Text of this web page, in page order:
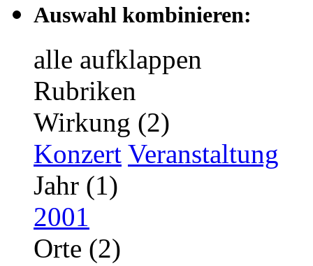
Auswahl kombinieren:
alle aufklappen
Rubriken
Wirkung (2)
Konzert Veranstaltung
Jahr (1)
2001
Orte (2)